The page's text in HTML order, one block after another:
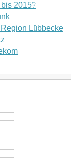
2015?
Lübbecke